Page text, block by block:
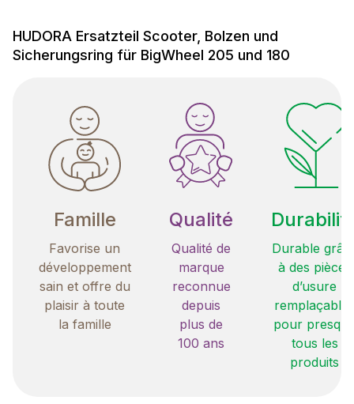
HUDORA Ersatzteil Scooter, Bolzen und
Sicherungsring für BigWheel 205 und 180
Famille
Favorise un
développement
sain et offre du
plaisir à toute
la famille
Qualité
Qualité de
marque
reconnue
depuis
plus de
100 ans
Durable
à des pièces
d’usure
remplaçables
pour
tous les
produits